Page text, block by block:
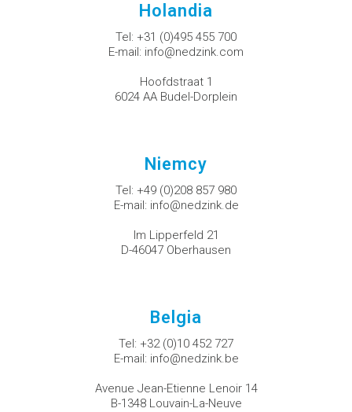
Holandia
Tel: +31 (0)495 455 700
E-mail: info@nedzink.com
Hoofdstraat 1
6024 AA Budel-Dorplein
Niemcy
Tel: +49 (0)208 857 980
E-mail: info@nedzink.de
Im Lipperfeld 21
D-46047 Oberhausen
Belgia
Tel: +32 (0)10 452 727
E-mail: info@nedzink.be
Avenue Jean-Etienne Lenoir 14
B-1348 Louvain-La-Neuve